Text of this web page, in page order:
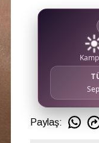
Paylaş: